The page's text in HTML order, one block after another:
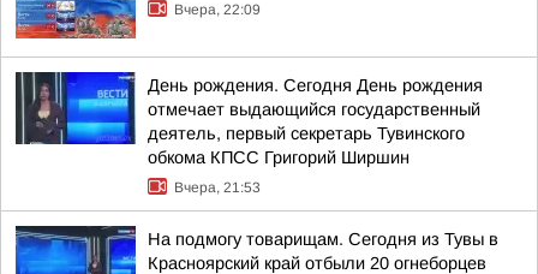
Вчера, 22:09
День рождения. Сегодня День рождения
отмечает выдающийся государственный
деятель, первый секретарь Тувинского
обкома КПСС Григорий Ширшин
Вчера, 21:53
На подмогу товарищам. Сегодня из Тувы в
Красноярский край отбыли 20 огнеборцев